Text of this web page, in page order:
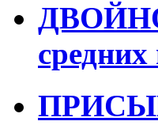
средних